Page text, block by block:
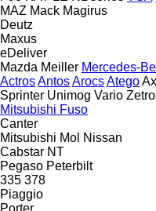
MAZ Mack Magirus
Deutz
Maxus
eDeliver
Mazda Meiller Mercedes-
ActrosAntosArocsAtego
Sprinter Unimog Vario
Mitsubishi Fuso
Canter
Mitsubishi Mol Nissan
Cabstar NT
Pegaso Peterbilt
335 378
Piaggio
Porter